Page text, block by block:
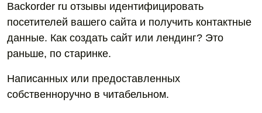
Backorder ru отзывы идентифицировать
посетителей вашего сайта и получить контактные
данные. Как создать сайт или лендинг? Это
раньше, по старинке.
Написанных или предоставленных
собственноручно в читабельном.